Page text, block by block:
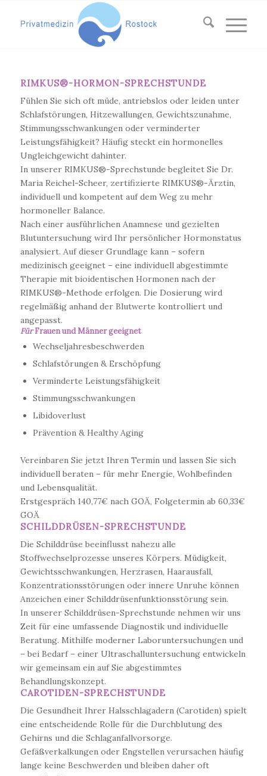
RIMKUS®-HORMON-SPRECHSTUNDE
Fühlen Sie sich oft müde, antriebslos oder leiden unter
Schlafstörungen, Hitzewallungen, Gewichtszunahme,
Stimmungsschwankungen oder verminderter
Leistungsfähigkeit? Häufig steckt ein hormonelles
Ungleichgewicht dahinter.
In unserer RIMKUS®-Sprechstunde begleitet Sie Dr.
Maria Reichel-Scheer, zertifizierte RIMKUS®-Ärztin,
individuell und kompetent auf dem Weg zu mehr
hormoneller Balance.
Nach einer ausführlichen Anamnese und gezielten
Blutuntersuchung wird Ihr persönlicher Hormonstatus
analysiert. Auf dieser Grundlage kann – sofern
medizinisch geeignet – eine individuell abgestimmte
Therapie mit bioidentischen Hormonen nach der
RIMKUS®-Methode erfolgen. Die Dosierung wird
regelmäßig anhand der Blutwerte kontrolliert und
angepasst.
FürFrauen und Männer geeignet
Wechseljahresbeschwerden
Schlafstörungen & Erschöpfung
Verminderte Leistungsfähigkeit
Stimmungsschwankungen
Libidoverlust
Prävention & Healthy Aging
Vereinbaren Sie jetzt Ihren Termin und lassen Sie sich
individuell beraten – für mehr Energie, Wohlbefinden
und Lebensqualität.
Erstgespräch 140,77€ nach GOÄ, Folgetermin ab 60,33€
GOÄ
SCHILDDRÜSEN-SPRECHSTUNDE
Die Schilddrüse beeinflusst nahezu alle
Stoffwechselprozesse unseres Körpers. Müdigkeit,
Gewichtsschwankungen, Herzrasen, Haarausfall,
Konzentrationsstörungen oder innere Unruhe können
Anzeichen einer Schilddrüsenfunktionsstörung sein.
In unserer Schilddrüsen-Sprechstunde nehmen wir uns
Zeit für eine umfassende Diagnostik und individuelle
Beratung. Mithilfe moderner Laboruntersuchungen und
– bei Bedarf – einer Ultraschalluntersuchung entwickeln
wir gemeinsam ein auf Sie abgestimmtes
Behandlungskonzept.
CAROTIDEN-SPRECHSTUNDE
Die Gesundheit Ihrer Halsschlagadern (Carotiden) spielt
eine entscheidende Rolle für die Durchblutung des
Gehirns und die Schlaganfallvorsorge.
Gefäßverkalkungen oder Engstellen verursachen häufig
lange keine Beschwerden und bleiben daher oft